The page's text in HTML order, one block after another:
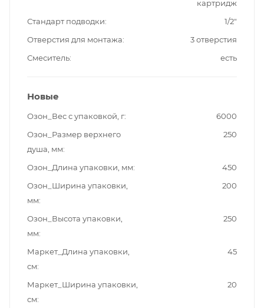
картридж
Стандарт подводки
1/2"
Отверстия для монтажа
3 отверстия
Смеситель
есть
Новые
Озон_Вес с упаковкой, г
6000
Озон_Размер верхнего
душа, мм
250
Озон_Длина упаковки, мм
450
Озон_Ширина упаковки,
мм
200
Озон_Высота упаковки,
мм
250
Маркет_Длина упаковки,
см
45
Маркет_Ширина упаковки,
см
20